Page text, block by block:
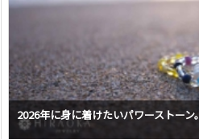
2026年に身に着けたいパワーストー